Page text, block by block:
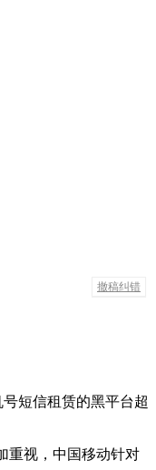
撤稿纠错
短信租赁的黑平台超
重视，中国移动针对